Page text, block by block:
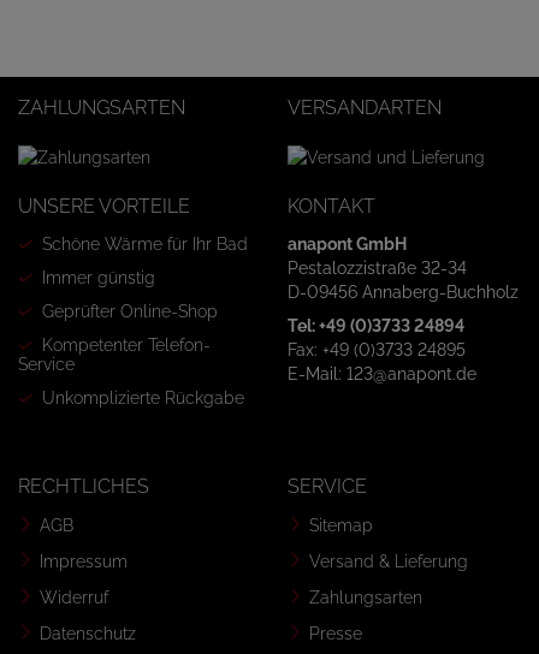
ZAHLUNGSARTEN VERSANDARTEN
UNSERE VORTEILE
Schöne Wärme für Ihr Bad
Immer günstig
Geprüfter Online-Shop
Kompetenter Telefon-
Service
Unkomplizierte Rückgabe
KONTAKT
anapont GmbH
Pestalozzistraße 32-34
D-09456 Annaberg-Buchholz
Tel: +49 (0)3733 24894
Fax: +49 (0)3733 24895
E-Mail: 123@anapont.de
RECHTLICHES
AGB
Impressum
Widerruf
Datenschutz
SERVICE
Sitemap
Versand & Lieferung
Zahlungsarten
Presse